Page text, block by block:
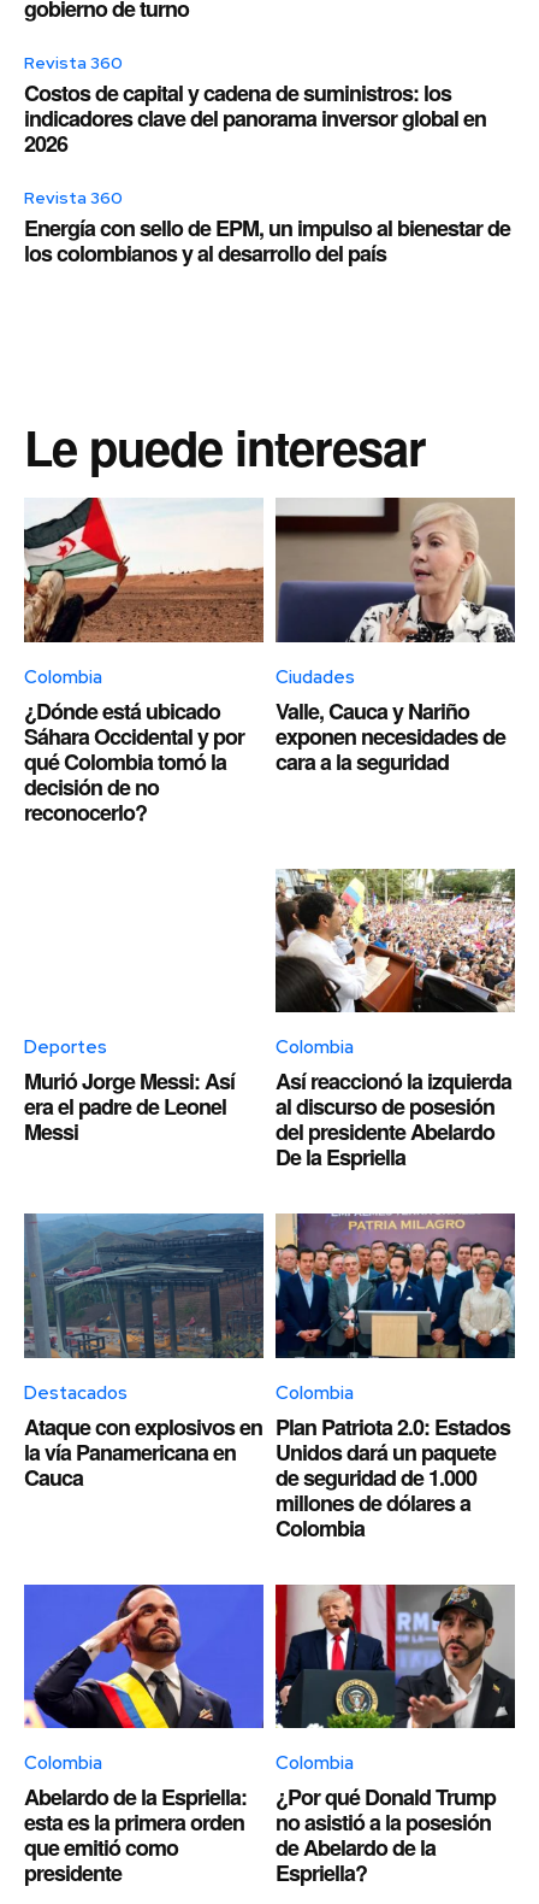
gobierno de turno
Revista 360
Costos de capital y cadena de suministros: los
indicadores clave del panorama inversor global en
2026
Revista 360
Energía con sello de EPM, un impulso al bienestar de
los colombianos y al desarrollo del país
Le puede interesar
Colombia
¿Dónde está ubicado
Sáhara Occidental y por
qué Colombia tomó la
decisión de no
reconocerlo?
Ciudades
Valle, Cauca y Nariño
exponen necesidades de
cara a la seguridad
Deportes
Murió Jorge Messi: Así
era el padre de Leonel
Messi
Colombia
Así reaccionó la izquierda
al discurso de posesión
del presidente Abelardo
De la Espriella
Destacados
Ataque con explosivos en
la vía Panamericana en
Cauca
Colombia
Plan Patriota 2.0: Estados
Unidos dará un paquete
de seguridad de 1.000
millones de dólares a
Colombia
Colombia
Abelardo de la Espriella:
esta es la primera orden
que emitió como
presidente
Colombia
¿Por qué Donald Trump
no asistió a la posesión
de Abelardo de la
Espriella?